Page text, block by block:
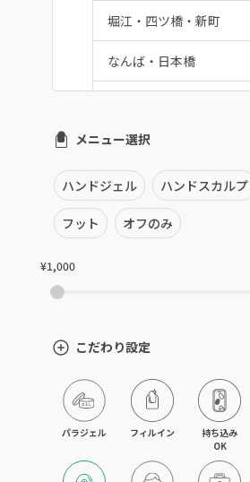
堀江・四ツ橋・新町
なんば・日本橋
福島区・野田
淀屋橋・本町・肥後橋
天神橋・天満
東三国・十三・淀川区
京橋・都島区
鶴見区・城東区・旭区
東成区・生野区
メニュー選択
ハンドジェル ハンドスカルプ
フット オフのみ
¥1,000
こだわり設定
パラジェル フィルイン
持ち込み
OK